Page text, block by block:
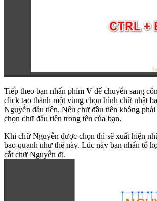
Tiếp theo bạn nhấn phím V để chuyển sang
click tạo thành một vùng chọn hình chữ nhật
Nguyễn đầu tiên. Nếu chữ đầu tiên không
chọn chữ đầu tiên trong tên của bạn.
Khi chữ Nguyễn được chọn thì sẽ xuất hiện
bao quanh như thế này. Lúc này bạn nhấn tổ
cắt chữ Nguyễn đi.